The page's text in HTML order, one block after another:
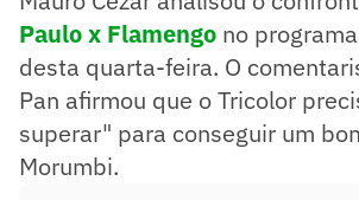
Paulo x Flamengo no
desta quarta-feira. O
Pan afirmou que o Tricolor
superar" para conseguir um
Morumbi.